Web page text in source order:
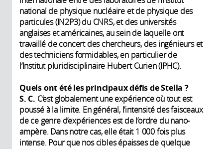
national de physique nucléaire et de physique des
particules (IN2P3) du CNRS, et des universités
anglaises et américaines, au sein de laquelle ont
travaillé de concert des chercheurs, des ingénieurs et
des techniciens formidables, en particulier de
l’Institut pluridisciplinaire Hubert Curien (IPHC).
Quels ont été les principaux défis de Stella ?
S. C. C’est globalement une expérience où tout est
poussé à la limite. En général, l’intensité des faisceaux
de ce genre d’expériences est de l’ordre du nano-
ampère. Dans notre cas, elle était 1 000 fois plus
intense. Pour que nos cibles épaisses de quelque